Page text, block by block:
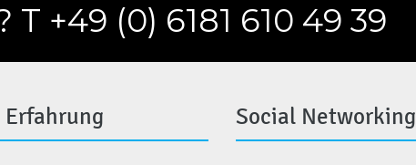
+49 (0) 6181 610 49 39
Social Networking